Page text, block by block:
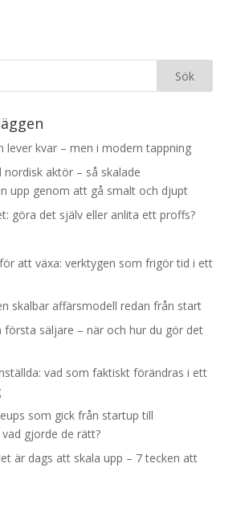
lever kvar – men i modern tappning
nordisk aktör – så skalade
upp genom att gå smalt och djupt
göra det själv eller anlita ett proffs?
att växa: verktygen som frigör tid i ett
skalbar affärsmodell redan från start
första säljare – när och hur du gör det
vad som faktiskt förändras i ett
som gick från startup till
gjorde de rätt?
är dags att skala upp – 7 tecken att